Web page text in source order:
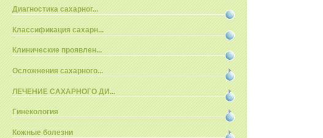
Диагностика сахарног...
Классификация сахарн...
Клинические проявлен...
Осложнения сахарного...
ЛЕЧЕНИЕ САХАРНОГО ДИ...
Гинекология
Кожные болезни